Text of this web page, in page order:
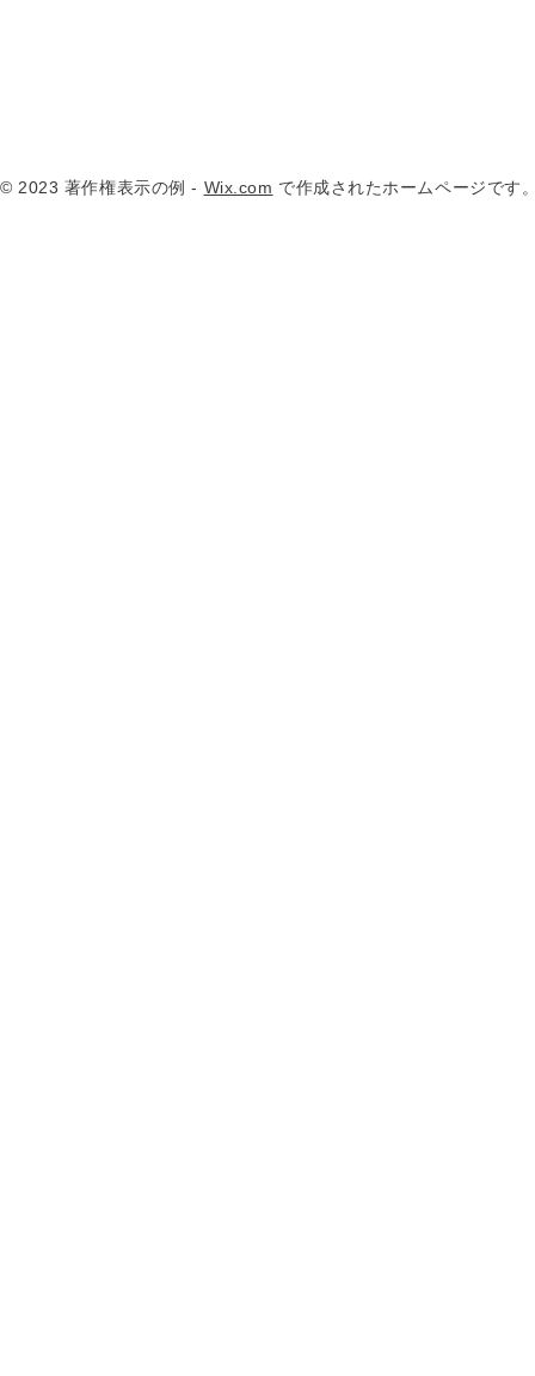
© 2023 著作権表示の例 - Wix.com で作成されたホームページです